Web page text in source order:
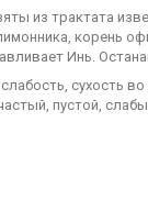
из трактата
корень
Инь.
сухость
пустой,